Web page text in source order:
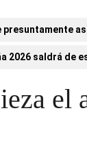
presuntamente
2026 saldrá
el